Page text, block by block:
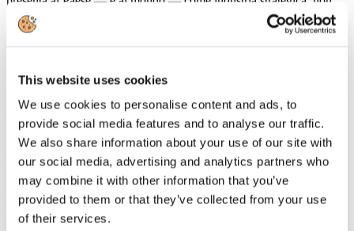
This website uses cookies
We use cookies to personalise content and ads, to
provide social media features and to analyse our traffic.
We also share information about your use of our site with
our social media, advertising and analytics partners who
may combine it with other information that you’ve
provided to them or that they’ve collected from your use
of their services.
più come comparto di servizi. Istituzioni, imprese e protagonisti del
settore: tutti intorno allo stesso tavolo, con una visione comune su
𝑖𝑙 2030 𝑒̀ 𝑖𝑛𝑖𝑧𝑖𝑎𝑡𝑜.
Leggi tutto...
18
2026
News 2026
Turismo: crescita, innovazione e competenze al centro delle sfide del
settore